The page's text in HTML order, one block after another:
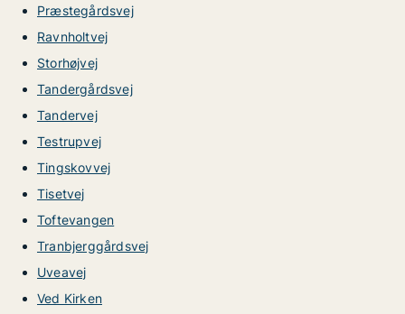
Præstegårdsvej
Ravnholtvej
Storhøjvej
Tandergårdsvej
Tandervej
Testrupvej
Tingskovvej
Tisetvej
Toftevangen
Tranbjerggårdsvej
Uveavej
Ved Kirken